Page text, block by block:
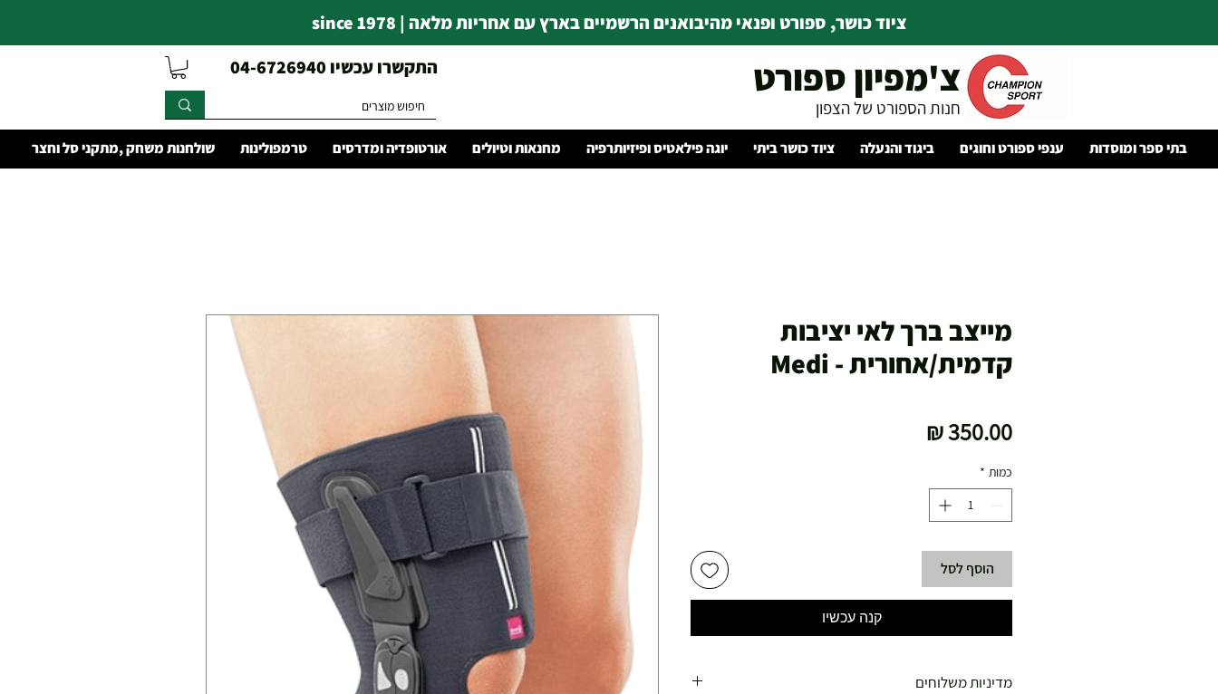
ציוד כושר, ספורט ופנאי מהיבואנים הרשמיים בארץ עם אחריות מלאה | since 1978
התקשרו עכשיו 04-6726940
צ'מפיון ספורט
חנות הספורט של הצפון
בתי ספר ומוסדות ענפי ספורט וחוגים ביגוד והנעלה ציוד כושר ביתי יוגה פילאטיס ופיזיותרפיה מחנאות וטיולים אורטופדיה ומדרסים טרמפולינות שולחנות משחק ,מתקני סל וחצר
מייצב ברך לאי יציבות
קדמית/אחורית - Medi
כמות *
הוסף לסל
קנה עכשיו
מדיניות משלוחים